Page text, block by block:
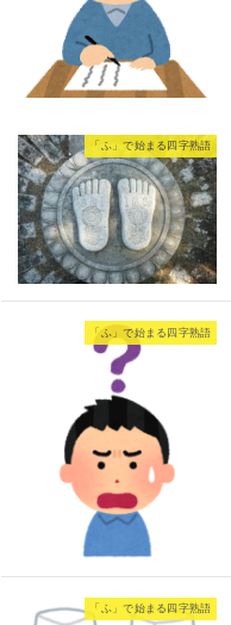
「ふ」で始まる四字熟語
「ふ」で始まる四字熟語
「ふ」で始まる四字熟語